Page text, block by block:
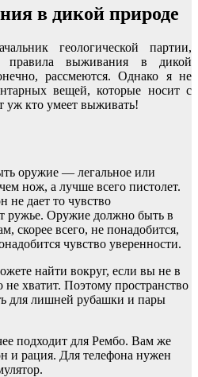
в дикой природе
геологической партии,
правила выживания в дикой
рассмеются. Однако я не
вещей, которые носит с
уж кто умеет выживать!
оружие ― легальное или
нож, а лучше всего пистолет.
не дает то чувство
ружье. Оружие должно быть в
скорее всего, не понадобится,
чувство уверенности.
найти вокруг, если вы не в
хватит. Поэтому пространство
для лишней рубашки и пары
подходит для Рембо. Вам же
и рация. Для телефона нужен